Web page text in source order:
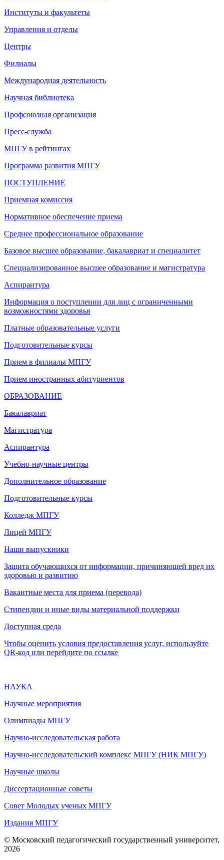
Институты и факультеты
Управления и отделы
Центры
Филиалы
Международная деятельность
Научная библиотека
Профсоюзная организация
Пресс-служба
МПГУ в рейтингах
Программа развития МПГУ
ПОСТУПЛЕНИЕ
Приемная комиссия
Нормативное обеспечение приема
Среднее профессиональное образование
Базовое высшее образование, бакалавриат и специалитет
Специализированное высшее образование и магистратура
Аспирантура
Информация о поступлении для лиц с ограниченными
возможностями здоровья
Платные образовательные услуги
Подготовительные курсы
Прием в филиалы МПГУ
Прием иностранных абитуриентов
ОБРАЗОВАНИЕ
Бакалавриат
Магистратура
Аспирантура
Учебно-научные центры
Дополнительное образование
Подготовительные курсы
Колледж МПГУ
Лицей МПГУ
Наши выпускники
Защита обучающихся от информации, причиняющей вред их
здоровью и развитию
Вакантные места для приема (перевода)
Стипендии и иные виды материальной поддержки
Доступная среда
Чтобы оценить условия предоставления услуг, используйте
QR-код или перейдите по ссылке
НАУКА
Научные мероприятия
Олимпиады МПГУ
Научно-исследовательская работа
Научно-исследовательский комплекс МПГУ (НИК МПГУ)
Научные школы
Диссертационные советы
Совет Молодых ученых МПГУ
Издания МПГУ
© Московский педагогический государственный университет,
2026